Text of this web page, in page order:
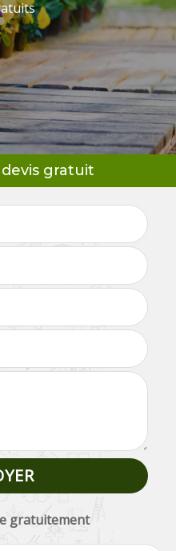
gratuit
gratuitement